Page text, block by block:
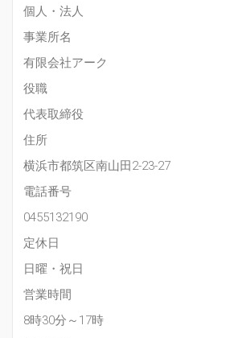
個人・法人
事業所名
有限会社アーク
役職
代表取締役
住所
横浜市都筑区南山田2-23-27
電話番号
0455132190
定休日
日曜・祝日
営業時間
8時30分～17時